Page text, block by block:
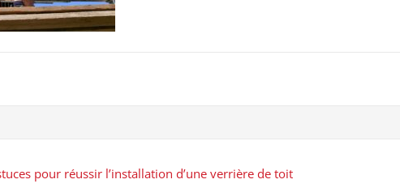
pour réussir l’installation d’une verrière de toit